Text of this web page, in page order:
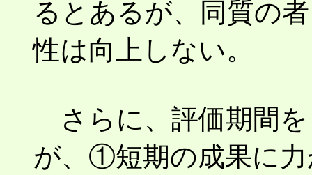
るとあるが、同質の
性は向上しない。
さらに、評価期間
が、①短期の成果に